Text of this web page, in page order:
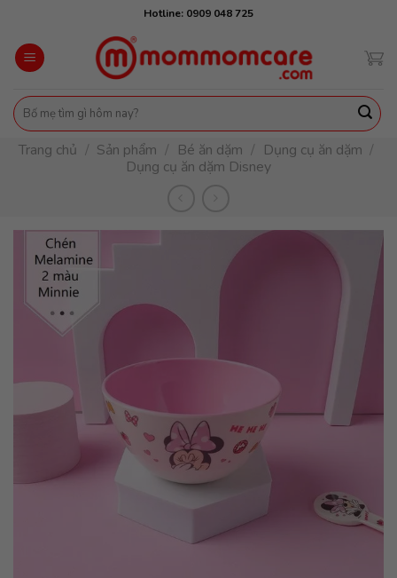
content
Hotline: 0909 048 725
Tìm
kiếm:
Trang chủ / Sản phẩm / Bé ăn dặm / Dụng cụ ăn dặm /
Dụng cụ ăn dặm Disney